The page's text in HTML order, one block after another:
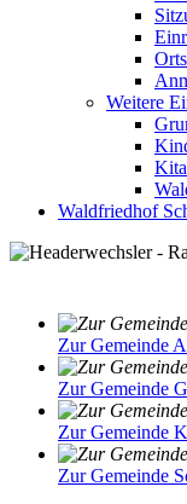
Weitere
Waldfriedhof
Zur Gemeinde
Zur Gemeinde
Zur Gemeinde
Zur Gemeinde